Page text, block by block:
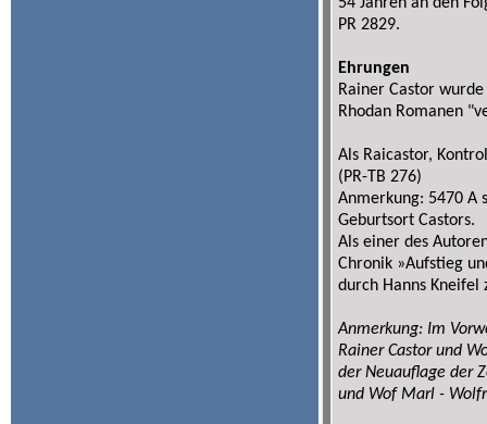
54 Jahren an den
PR 2829.
Ehrungen
Rainer Castor
Rhodan Romanen
Als Raicastor,
(PR-TB 276)
Anmerkung: 5470 A
Geburtsort Castors.
Als einer des
Chronik »Aufstieg
durch Hanns Kneifel
Anmerkung: Im
Rainer Castor und
der Neuauflage der
und Wof Marl -